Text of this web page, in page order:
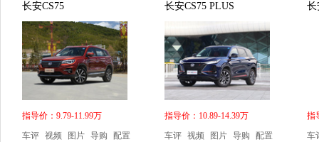
长安CS75
指导价：9.79-11.99万
车评 视频 图片 导购 配置
长安CS75 PLUS
指导价：10.89-14.39万
车评 视频 图片 导购 配置
长
指
车